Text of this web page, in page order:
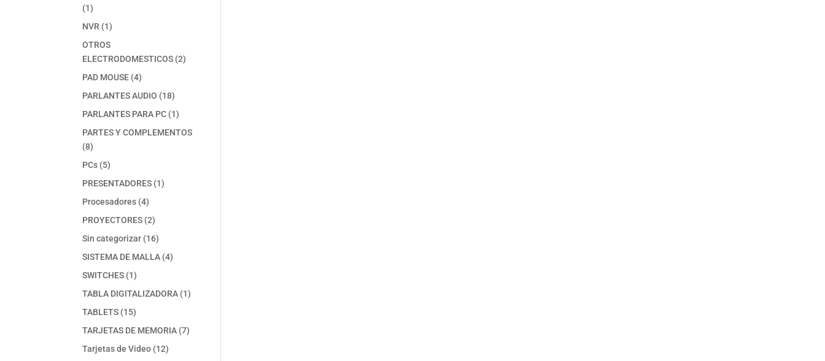
11
producto
NVR 11
producto
OTROS
ELECTRODOMESTICOS 22
PAD MOUSE 44
productos
PARLANTES AUDIO 1818
productos
PARLANTES PARA PC 11
producto
PARTES Y COMPLEMENTOS
88
productos
PCs 55
productos
PRESENTADORES 11
Procesadores 44
productos
PROYECTORES 22
productos
Sin categorizar 1616
productos
SISTEMA DE MALLA 44
SWITCHES 11
producto
TABLA DIGITALIZADORA 11
TABLETS 1515
productos
TARJETAS DE MEMORIA 77
Tarjetas de Video 1212